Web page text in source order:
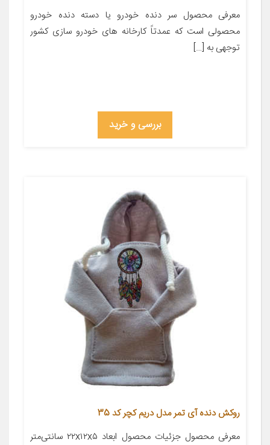
معرفی محصول سر دنده خودرو یا دسته دنده خودرو
محصولی است که عمدتاً کارخانه های خودرو سازی کشور
توجهی به […]
بررسی و خرید
روکش دنده آی تمر مدل دریم کچر کد 35
معرفی محصول جزئیات محصول ابعاد ۲۲x۱۲x۵ سانتی‌متر